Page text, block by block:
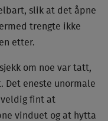
slik at det åpne
trengte ikke
etter.
om noe var tatt,
Det eneste unormale
veldig fint at
vinduet og at hytta